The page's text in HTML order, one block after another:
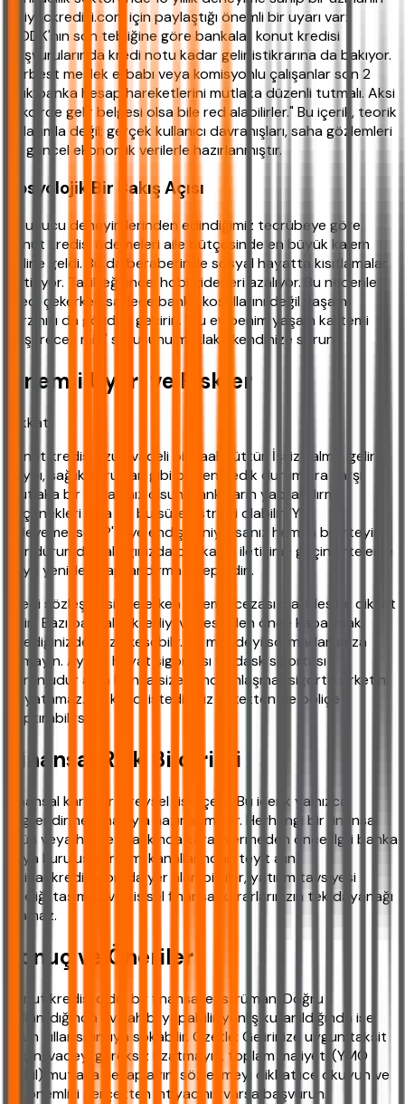
ihtiyackredisi.com için paylaştığı önemli bir uyarı var:
"BDDK'nın son tebliğine göre bankalar konut kredisi
başvurularında kredi notu kadar gelir istikrarına da bakıyor.
Serbest meslek erbabı veya komisyonlu çalışanlar son 2
yıllık banka hesap hareketlerini mutlaka düzenli tutmalı. Aksi
takdirde gelir belgesi olsa bile red alabilirler." Bu içerik, teorik
anlatımla değil; gerçek kullanıcı davranışları, saha gözlemleri
ve güncel ekonomik verilerle hazırlanmıştır.
Sosyolojik Bir Bakış Açısı
Okuyucu deneyimlerinden edindiğimiz tecrübeye göre
konut kredisi ödemeleri aile bütçesinde en büyük kalem
haline geldi. Bu da beraberinde sosyal hayatta kısıtlamalar
getiriyor. Tatil, eğlence, hobi giderleri azalıyor. Bu nedenle
kredi çekerken sadece banka koşullarını değil yaşam
tarzınızı da gözden geçirin. "Bu ev benim yaşam kalitemi
düşürecek mi?" sorusunu mutlaka kendinize sorun.
Önemli Uyarı ve Riskler
Dikkat!
Konut kredisi uzun vadeli bir taahhüttür. İşsiz kalma, gelir
kaybı, sağlık sorunları gibi beklenmedik durumlara karşı
mutlaka bir B planınız olsun. Bankaların yapılandırma
seçenekleri olsa da bu süreç stresli olabilir. 'Ya
ödeyemezsem?' diye endişeleniyorsanız hemen belirteyim:
Zor durumda kaldığınızda bankayla iletişime geçin erteleme
veya yeniden yapılandırma talep edin.
Kredi sözleşmesinde erken ödeme cezası maddesine dikkat
edin. Bazı bankalar krediyi vadesinden önce kapatmak
istediğinizde ceza kesebilir. Bu maddeyi sormadan imza
atmayın. Ayrıca hayat sigortası ve dask sigortası
zorunludur ama banka size kendi anlaşmalı sigorta şirketini
dayatamaz. Siz kendi istediğiniz şirketten de poliçe
yaptırabilirsiniz.
Finansal Risk Bildirimi
Finansal kararlar bireysel risk içerir. Bu içerik yalnızca
bilgilendirme amacıyla hazırlanmıştır. Herhangi bir finansal
ürün veya hizmet hakkında karar vermeden önce İlgili banka
veya kuruluşun resmi kanallarından teyit alın.
ihtiyackredisi.com'da yer alan bilgiler, yatırım tavsiyesi
niteliği taşımaz ve kişisel finansal kararlarınızın tek dayanağı
olamaz.
Sonuç ve Öneriler
Konut kredisi ciddi bir finansal enstrüman. Doğru
kullanıldığında ev sahibi yapabilir yanlış kullanıldığında ise
uzun yıllar sıkıntıya sokabilir. Özetle: Gelirinize uygun taksit
seçin, vadeyi gereksiz uzatmayın, toplam maliyeti (YMO
dahil) mutlaka hesaplayın, sözleşmeyi dikkatlice okuyun ve
en önemlisi gerçekten ihtiyacınız varsa başvurun.